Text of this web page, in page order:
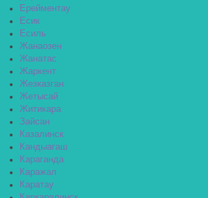
Ерейментау
Есик
Есиль
Жанаозен
Жанатас
Жаркент
Жезказган
Жетысай
Житикара
Зайсан
Казалинск
Кандыагаш
Караганда
Каражал
Каратау